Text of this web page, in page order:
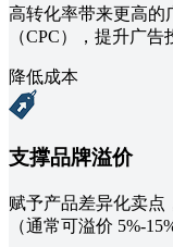
高转化率带来更高的
（CPC），提升广告
降低成本
支撑品牌溢价
赋予产品差异化卖点
（通常可溢价 5%-